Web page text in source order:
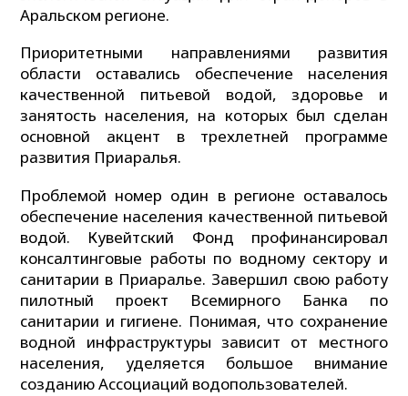
Аральском регионе.
Приоритетными направлениями развития
области оставались обеспечение населения
качественной питьевой водой, здоровье и
занятость населения, на которых был сделан
основной акцент в трехлетней программе
развития Приаралья.
Проблемой номер один в регионе оставалось
обеспечение населения качественной питьевой
водой. Кувейтский Фонд профинансировал
консалтинговые работы по водному сектору и
санитарии в Приаралье. Завершил свою работу
пилотный проект Всемирного Банка по
санитарии и гигиене. Понимая, что сохранение
водной инфраструктуры зависит от местного
населения, уделяется большое внимание
созданию Ассоциаций водопользователей.